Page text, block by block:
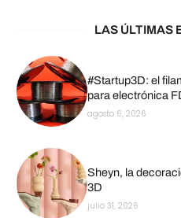
LAS ÚLTIMAS
#Startup3D: el
para electrónica
agosto 6, 2026
Sheyn, la
3D
julio 31, 2026